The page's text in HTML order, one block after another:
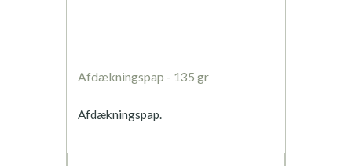
Afdækningspap - 135 gr
Afdækningspap.